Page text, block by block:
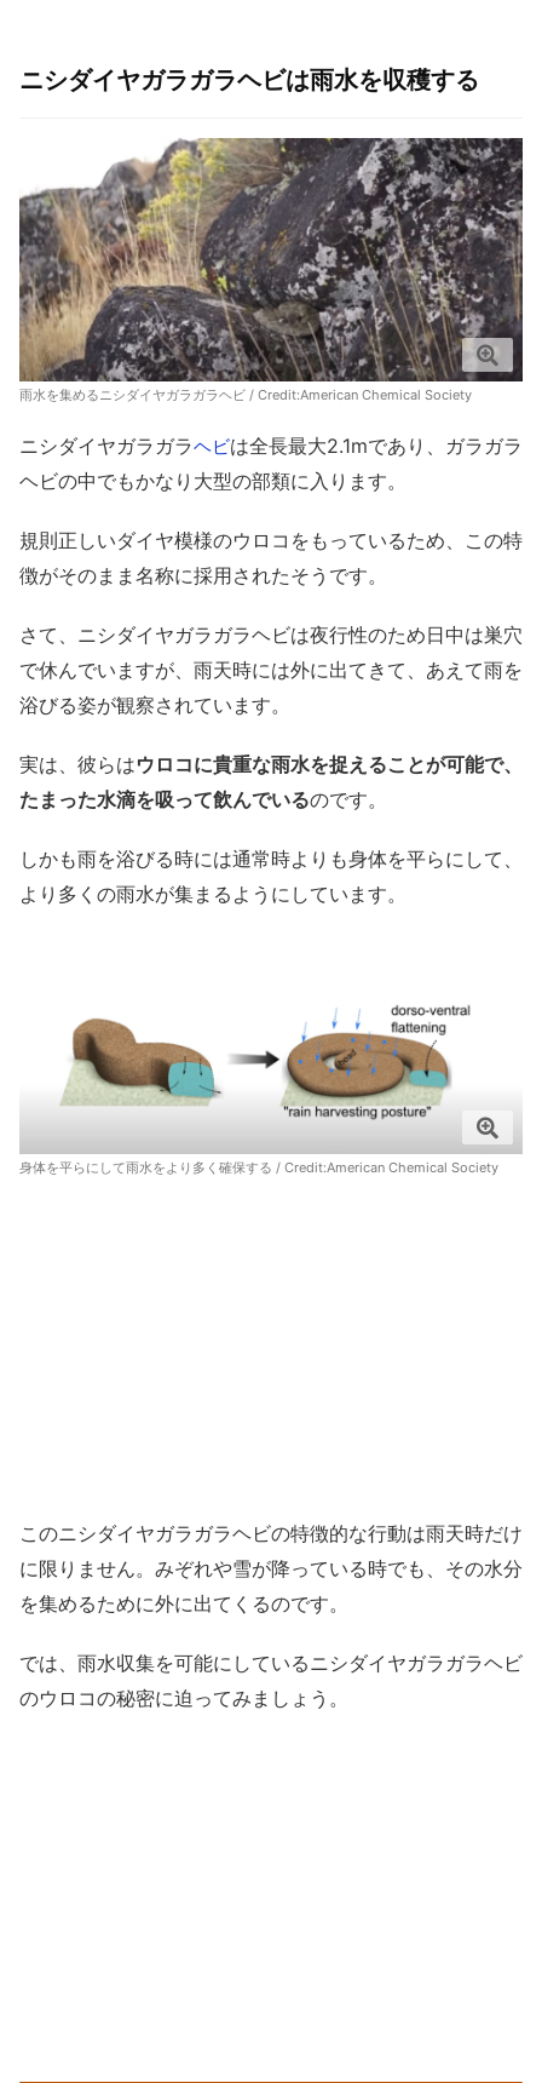
ニシダイヤガラガラヘビは雨水を収穫する
雨水を集めるニシダイヤガラガラヘビ / Credit:American Chemical Society
ニシダイヤガラガラヘビは全長最大2.1mであり、ガラガラ
ヘビの中でもかなり大型の部類に入ります。
規則正しいダイヤ模様のウロコをもっているため、この特
徴がそのまま名称に採用されたそうです。
さて、ニシダイヤガラガラヘビは夜行性のため日中は巣穴
で休んでいますが、雨天時には外に出てきて、あえて雨を
浴びる姿が観察されています。
実は、彼らはウロコに貴重な雨水を捉えることが可能で、
たまった水滴を吸って飲んでいるのです。
しかも雨を浴びる時には通常時よりも身体を平らにして、
より多くの雨水が集まるようにしています。
身体を平らにして雨水をより多く確保する / Credit:American Chemical Society
このニシダイヤガラガラヘビの特徴的な行動は雨天時だけ
に限りません。みぞれや雪が降っている時でも、その水分
を集めるために外に出てくるのです。
では、雨水収集を可能にしているニシダイヤガラガラヘビ
のウロコの秘密に迫ってみましょう。